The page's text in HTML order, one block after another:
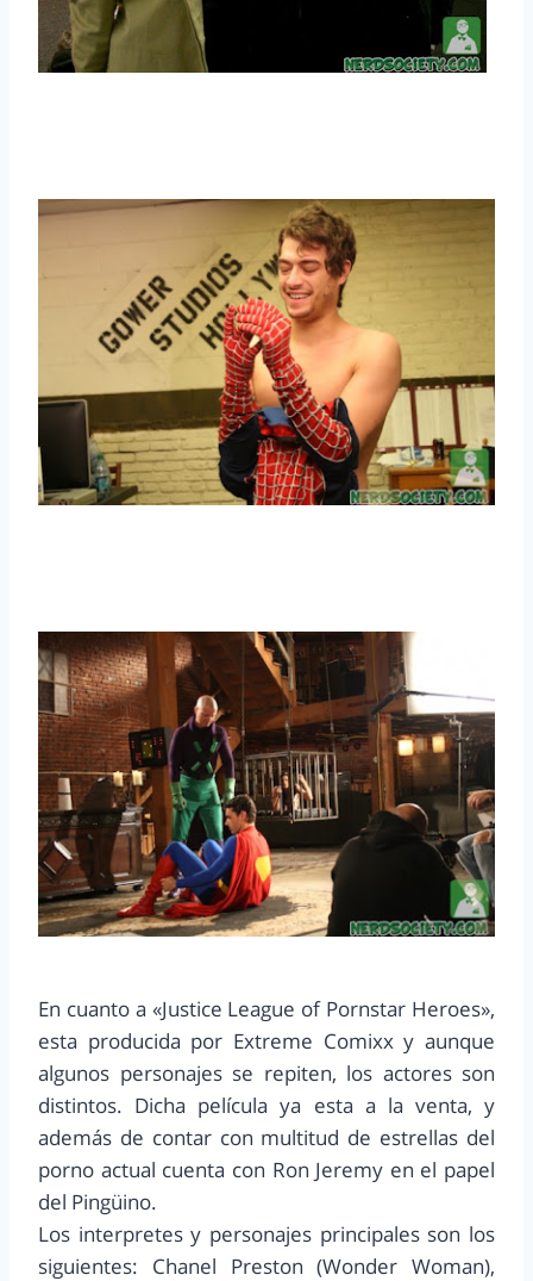
En cuanto a «Justice League of Pornstar Heroes»,
esta producida por Extreme Comixx y aunque
algunos personajes se repiten, los actores son
distintos. Dicha película ya esta a la venta, y
además de contar con multitud de estrellas del
porno actual cuenta con Ron Jeremy en el papel
del Pingüino.
Los interpretes y personajes principales son los
siguientes: Chanel Preston (Wonder Woman),